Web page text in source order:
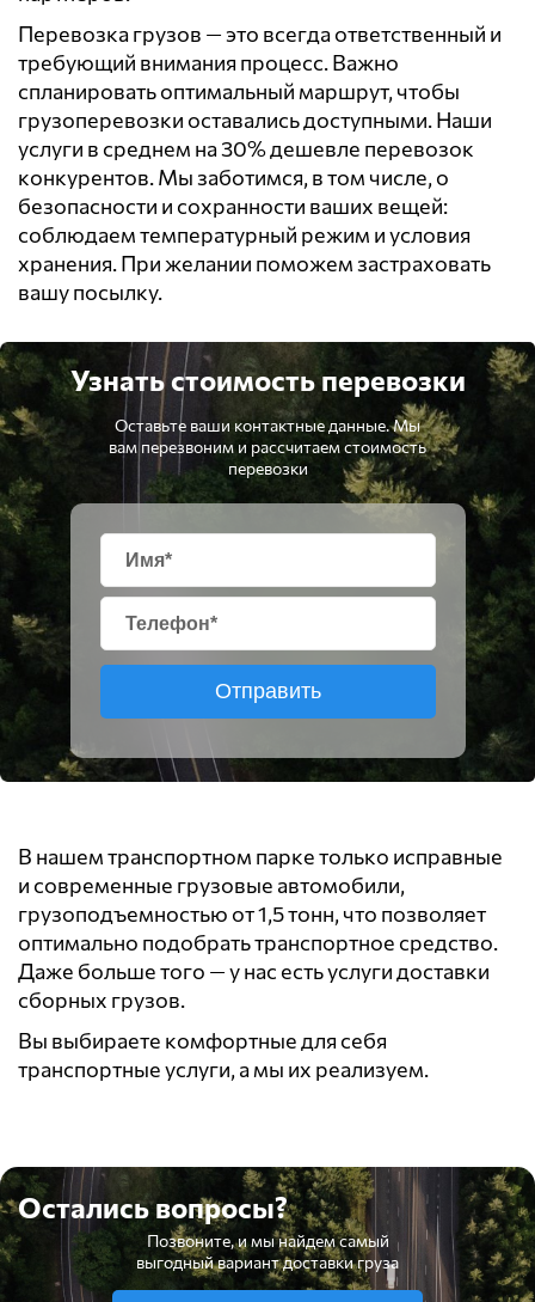
Перевозка грузов — это всегда ответственный и
требующий внимания процесс. Важно
спланировать оптимальный маршрут, чтобы
грузоперевозки оставались доступными. Наши
услуги в среднем на 30% дешевле перевозок
конкурентов. Мы заботимся, в том числе, о
безопасности и сохранности ваших вещей:
соблюдаем температурный режим и условия
хранения. При желании поможем застраховать
вашу посылку.
Узнать стоимость перевозки
Оставьте ваши контактные данные. Мы
вам перезвоним и рассчитаем стоимость
перевозки
Отправить
В нашем транспортном парке только исправные
и современные грузовые автомобили,
грузоподъемностью от 1,5 тонн, что позволяет
оптимально подобрать транспортное средство.
Даже больше того — у нас есть услуги доставки
сборных грузов.
Вы выбираете комфортные для себя
транспортные услуги, а мы их реализуем.
Остались вопросы?
Позвоните, и мы найдем самый
выгодный вариант доставки груза